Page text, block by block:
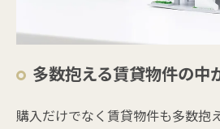
多数抱える賃貸物件の中
購入だけでなく賃貸物件も多数抱